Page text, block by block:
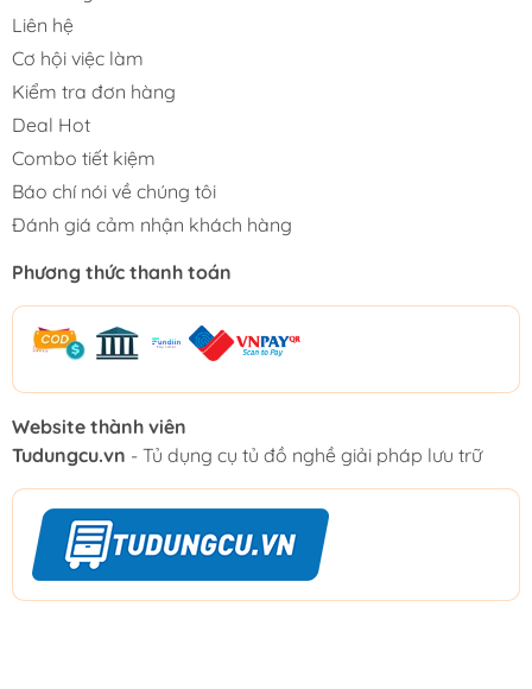
Liên hệ
Cơ hội việc làm
Kiểm tra đơn hàng
Deal Hot
Combo tiết kiệm
Báo chí nói về chúng tôi
Đánh giá cảm nhận khách hàng
Phương thức thanh toán
Website thành viên
Tudungcu.vn - Tủ dụng cụ tủ đồ nghề giải pháp lưu trữ